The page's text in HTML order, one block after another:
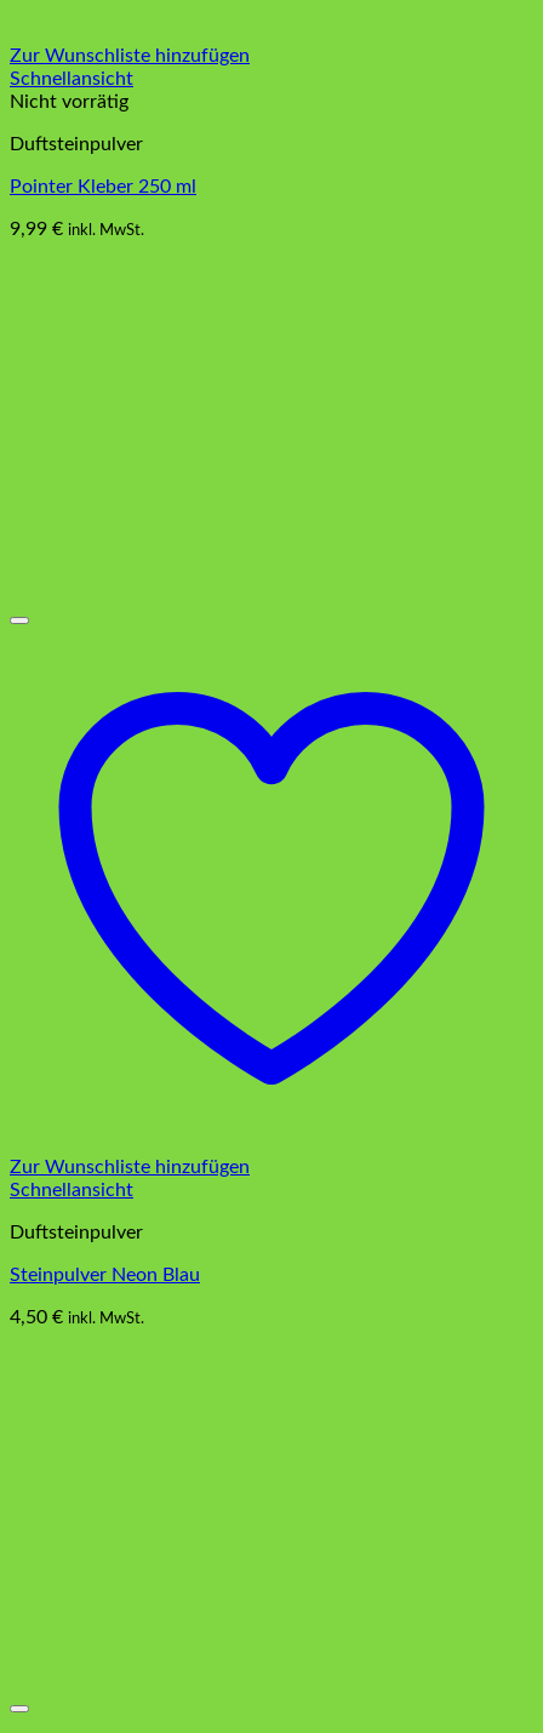
Zur Wunschliste hinzufügen
Schnellansicht
Nicht vorrätig
Duftsteinpulver
Pointer Kleber 250 ml
9,99 € inkl. MwSt.
Zur Wunschliste hinzufügen
Schnellansicht
Duftsteinpulver
Steinpulver Neon Blau
4,50 € inkl. MwSt.